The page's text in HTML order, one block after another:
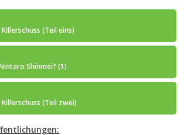
(Teil eins)
Shinmei? (1)
(Teil zwei)